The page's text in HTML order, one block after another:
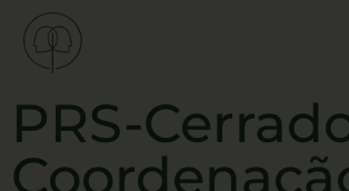
PRS-